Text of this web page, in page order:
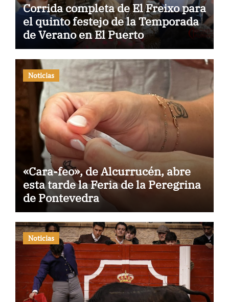
Corrida completa de El Freixo para
el quinto festejo de la Temporada
de Verano en El Puerto
Noticias
«Cara-feo», de Alcurrucén, abre
esta tarde la Feria de la Peregrina
de Pontevedra
Noticias